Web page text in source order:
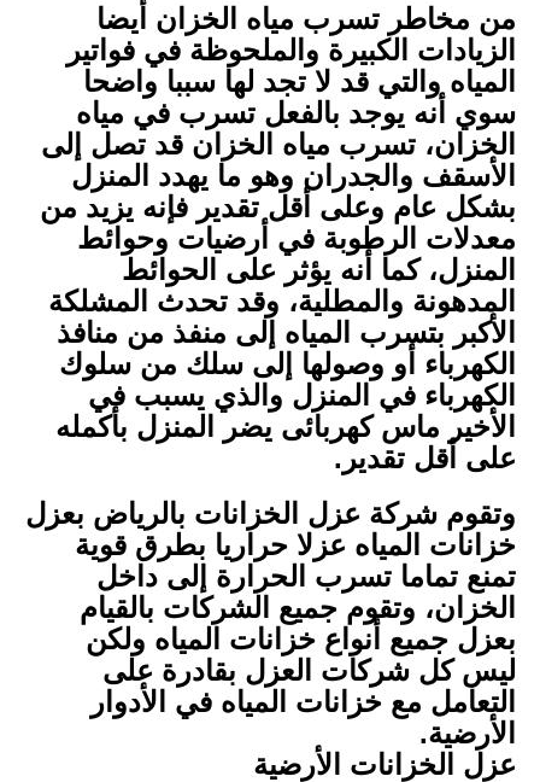
من مخاطر تسرب مياه الخزان أيضا
الزيادات الكبيرة والملحوظة في فواتير
المياه والتي قد لا تجد لها سببا واضحا
سوي أنه يوجد بالفعل تسرب في مياه
الخزان، تسرب مياه الخزان قد تصل إلى
الأسقف والجدران وهو ما يهدد المنزل
بشكل عام وعلى أقل تقدير فإنه يزيد من
معدلات الرطوبة في أرضيات وحوائط
المنزل، كما أنه يؤثر على الحوائط
المدهونة والمطلية، وقد تحدث المشلكة
الأكبر بتسرب المياه إلى منفذ من منافذ
الكهرباء أو وصولها إلى سلك من سلوك
الكهرباء في المنزل والذي يسبب في
الأخير ماس كهربائى يضر المنزل بأكمله
على أقل تقدير.
وتقوم شركة عزل الخزانات بالرياض بعزل
خزانات المياه عزلا حراريا بطرق قوية
تمنع تماما تسرب الحرارة إلى داخل
الخزان، وتقوم جميع الشركات بالقيام
بعزل جميع أنواع خزانات المياه ولكن
ليس كل شركات العزل بقادرة على
التعامل مع خزانات المياه في الأدوار
الأرضية.
عزل الخزانات الأرضية